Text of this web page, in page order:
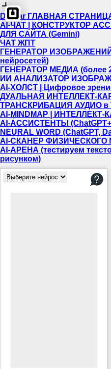
Dewiar ГЛАВНАЯ
AI-ЧАТ | КОНСТРУКТОР
ДЛЯ САЙТА (Gemini)
ЧАТ ЖПТ
ГЕНЕРАТОР ИЗОБРАЖЕНИЙ
нейросетей)
ГЕНЕРАТОР МЕДИА (более
ИИ АНАЛИЗАТОР
AI-ХОЛСТ | Цифровое
ДУАЛЬНАЯ ИНТЕЛЛЕКТ-
ТРАНСКРИБАЦИЯ АУДИО в
AI-MINDMAP | ИНТЕЛЛЕКТ-
AI-АССИСТЕНТЫ
NEURAL WORD (ChatGPT,
AI-СКАНЕР ФИЗИЧЕСКОГО
AI-АРЕНА (тестируем
рисунком)